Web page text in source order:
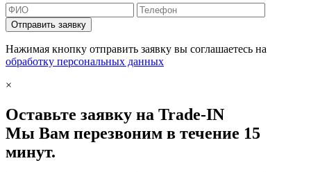
Отправить заявку
Нажимая кнопку отправить заявку вы соглашаетесь на
обработку персональных данных
×
Оставьте заявку на Trade-IN
Мы Вам перезвоним в течение 15
минут.